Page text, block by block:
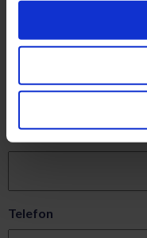
Firma
Telefon